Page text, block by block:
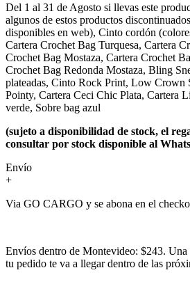
Del 1 al 31 de Agosto si llevas este
algunos de estos productos
disponibles en web), Cinto cordón
Cartera Crochet Bag Turquesa, Cartera
Crochet Bag Mostaza, Cartera Crochet
Crochet Bag Redonda Mostaza, Bling
plateadas, Cinto Rock Print, Low Crown
Pointy, Cartera Ceci Chic Plata, Cartera
verde, Sobre bag azul
(sujeto a disponibilidad de stock, el
consultar por stock disponible al
Envío
+
Via GO CARGO y se abona en el
Envíos dentro de Montevideo: $243.
tu pedido te va a llegar dentro de las